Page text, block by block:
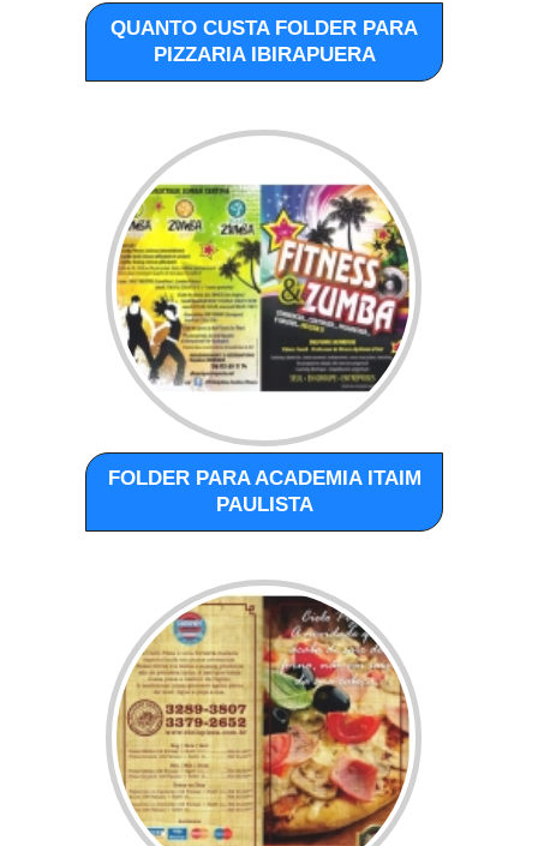
QUANTO CUSTA FOLDER PARA
PIZZARIA IBIRAPUERA
FOLDER PARA ACADEMIA ITAIM
PAULISTA